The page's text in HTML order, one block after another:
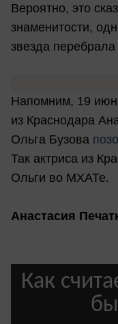
Вероятно, это
знаменитости,
звезда
Напомним, 19
из Краснодара
Ольга Бузова
Так актриса из
Ольги во МХАТе.
Анастасия